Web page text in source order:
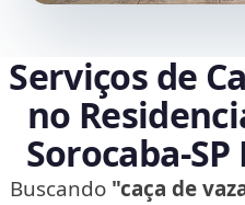
Serviços de
no
Buscando "caça de